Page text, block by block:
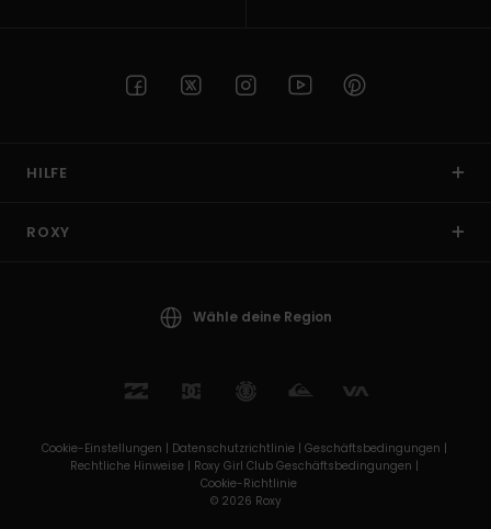
HILFE
ROXY
Wähle deine Region
Cookie-Einstellungen | Datenschutzrichtlinie | Geschäftsbedingungen |
Rechtliche Hinweise | Roxy Girl Club Geschäftsbedingungen |
Cookie-Richtlinie
© 2026 Roxy